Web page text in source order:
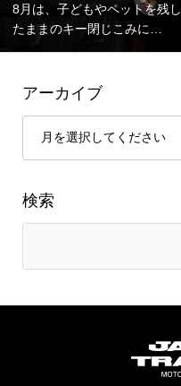
8月は、子どもやペットを残し
たままのキー閉じこみに…
アーカイブ
検索